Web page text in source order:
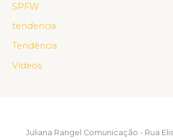
SPFW
tendencia
Tendência
Vídeos
Juliana Rangel Comunicação - Rua